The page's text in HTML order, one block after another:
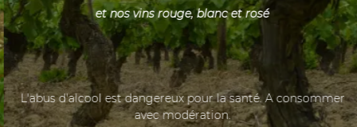
 Adresse email de réception
 Recopier le code ci-contre
 Rafraîchir le captcha
et nos vins rouge, blanc et rosé
L'abus d'alcool est dangereux pour la santé. A consommer
avec modération.